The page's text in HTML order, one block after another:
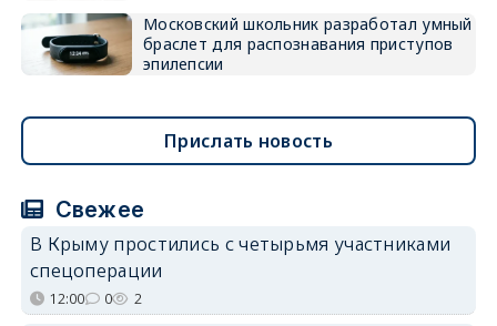
Московский школьник разработал умный
браслет для распознавания приступов
эпилепсии
Прислать новость
Свежее
В Крыму простились с четырьмя участниками
спецоперации
12:00 0 2